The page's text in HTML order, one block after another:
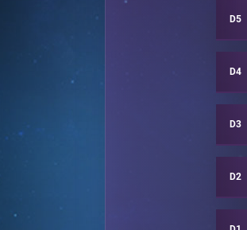
D5
D4
D3
D2